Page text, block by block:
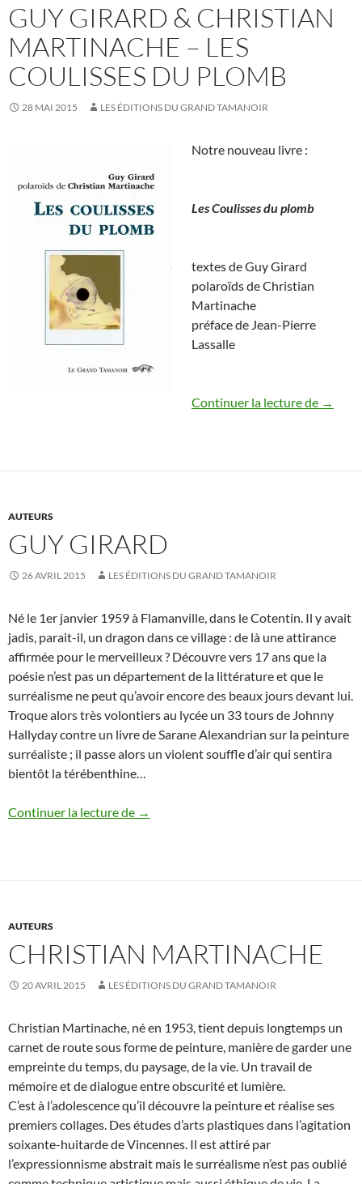
GUY GIRARD & CHRISTIAN
MARTINACHE – LES
COULISSES DU PLOMB
28 MAI 2015 LES ÉDITIONS DU GRAND TAMANOIR
Notre nouveau livre :
Les Coulisses du plomb
textes de Guy Girard
polaroïds de Christian
Martinache
préface de Jean-Pierre
Lassalle
Continuer la lecture de Guy
→
AUTEURS
GUY GIRARD
26 AVRIL 2015 LES ÉDITIONS DU GRAND TAMANOIR
Né le 1er janvier 1959 à Flamanville, dans le Cotentin. Il y avait
jadis, parait-il, un dragon dans ce village : de là une attirance
affirmée pour le merveilleux ? Découvre vers 17 ans que la
poésie n’est pas un département de la littérature et que le
surréalisme ne peut qu’avoir encore des beaux jours devant lui.
Troque alors très volontiers au lycée un 33 tours de Johnny
Hallyday contre un livre de Sarane Alexandrian sur la peinture
surréaliste ; il passe alors un violent souffle d’air qui sentira
bientôt la térébenthine…
Continuer la lecture de Guy Girard
→
AUTEURS
CHRISTIAN MARTINACHE
20 AVRIL 2015 LES ÉDITIONS DU GRAND TAMANOIR
Christian Martinache, né en 1953, tient depuis longtemps un
carnet de route sous forme de peinture, manière de garder une
empreinte du temps, du paysage, de la vie. Un travail de
mémoire et de dialogue entre obscurité et lumière.
C’est à l’adolescence qu’il découvre la peinture et réalise ses
premiers collages. Des études d’arts plastiques dans l’agitation
soixante-huitarde de Vincennes. Il est attiré par
l’expressionnisme abstrait mais le surréalisme n’est pas oublié